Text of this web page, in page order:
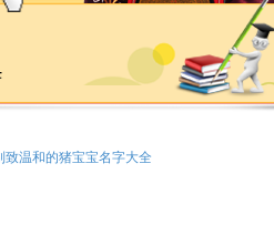
致温和的猪宝宝名字大全